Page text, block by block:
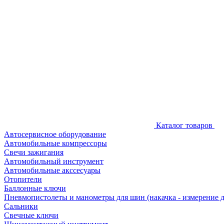
Каталог товаров
Автосервисное оборудование
Автомобильные компрессоры
Свечи зажигания
Автомобильный инструмент
Автомобильные акссесуары
Отопители
Баллонные ключи
Пневмопистолеты и манометры для шин (накачка - измерение
Сальники
Свечные ключи